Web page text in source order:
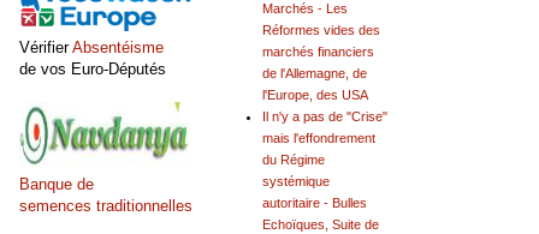
Marchés - Les
Réformes vides des
marchés financiers
de l'Allemagne, de
l'Europe, des USA
Il n'y a pas de "Crise"
mais l'effondrement
du Régime
systémique
autoritaire - Bulles
Echoïques, Suite de
VérifierAbsentéisme
de vos Euro-Députés
Banque de
semences traditionnelles